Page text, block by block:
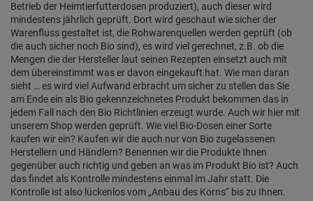
Betrieb der Heimtierfutterdosen produziert), auch dieser wird
mindestens jährlich geprüft. Dort wird geschaut wie sicher der
Warenfluss gestaltet ist, die Rohwarenquellen werden geprüft (ob
die auch sicher noch Bio sind), es wird viel gerechnet, z.B. ob die
Mengen die der Hersteller laut seinen Rezepten einsetzt auch mit
dem übereinstimmt was er davon eingekauft hat. Wie man daran
sieht … es wird viel Aufwand erbracht um sicher zu stellen das Sie
am Ende ein als Bio gekennzeichnetes Produkt bekommen das in
jedem Fall nach den Bio Richtlinien erzeugt wurde. Auch wir hier mit
unserem Shop werden geprüft. Wie viel Bio-Dosen einer Sorte
kaufen wir ein? Kaufen wir die auch nur von Bio zugelassenen
Herstellern und Händlern? Benennen wir die Produkte Ihnen
gegenüber auch richtig und geben an was im Produkt Bio ist? Auch
das findet als Kontrolle mindestens einmal im Jahr statt. Die
Kontrolle ist also lückenlos vom „Anbau des Korns“ bis zu Ihnen.